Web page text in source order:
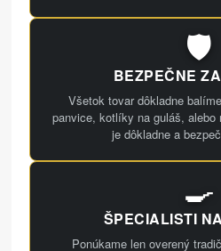
🛡️
BEZPEČNE
Všetok tovar dôkladne
panvice, kotlíky na guláš, alebo
je dôkladne a
🍳
ŠPECIALISTI
Ponúkame len overený